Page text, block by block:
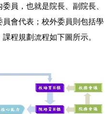
員，也就是院長、副院長、
會代表；校外委員則包括學
程規劃流程如下圖所示。